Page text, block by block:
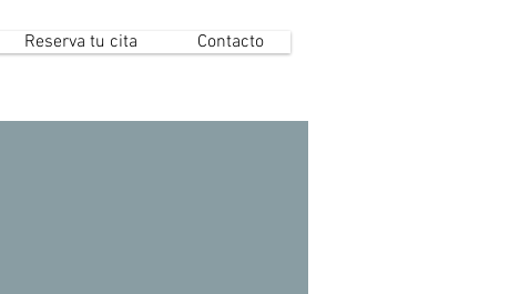
Reserva tu cita Contacto